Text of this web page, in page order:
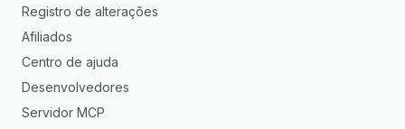
Registro de alterações
Afiliados
Centro de ajuda
Desenvolvedores
Servidor MCP